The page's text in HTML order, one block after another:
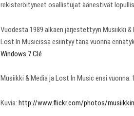
rekisteröityneet osallistujat äänestivät
Vuodesta 1989 alkaen järjestettyyn Musiikki
Lost In Musicissa esiintyy tänä vuonna
Windows 7 Clé
Musiikki & Media ja Lost In Music ensi vuonna:
Kuvia: http://www.flickr.com/photos/